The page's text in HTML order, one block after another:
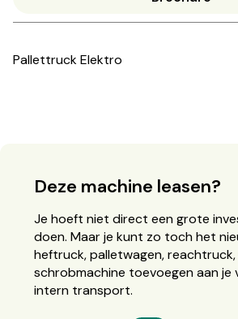
Pallettruck Elektro
Deze machine leasen?
Je hoeft niet direct een grote
doen. Maar je kunt zo toch het
heftruck, palletwagen,
schrobmachine toevoegen aan je
intern transport.